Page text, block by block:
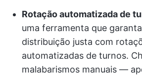
Rotação automatizada de
uma ferramenta que
distribuição justa com
automatizadas de turnos.
malabarismos manuais —